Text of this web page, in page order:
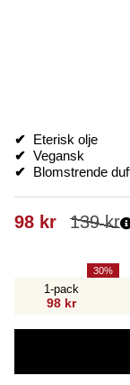
✔
Eterisk olje
✔ Vegansk
✔
Blomstrende
139kr
98 kr
1-pack
98 kr
30